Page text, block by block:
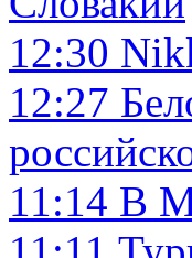
12:30
12:27
11:14 В